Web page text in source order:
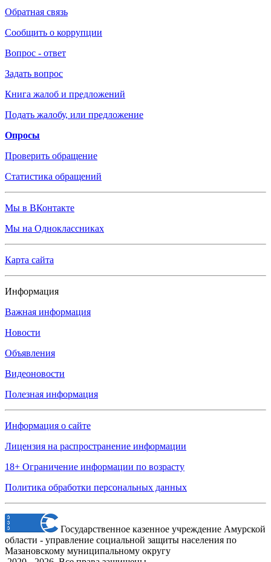
Обратная связь
Сообщить о коррупции
Вопрос - ответ
Задать вопрос
Книга жалоб и предложений
Подать жалобу, или предложение
Опросы
Проверить обращение
Статистика обращений
Мы в ВКонтакте
Мы на Одноклассниках
Карта сайта
Информация
Важная информация
Новости
Объявления
Видеоновости
Полезная информация
Информация о сайте
Лицензия на распространение информации
18+ Ограничение информации по возрасту
Политика обработки персональных данных
Государственное казенное учреждение Амурской
области - управление социальной защиты населения по
Мазановскому муниципальному округу